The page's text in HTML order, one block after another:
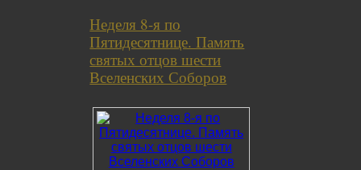
Неделя 8-я по
Пятидесятнице. Память
святых отцов шести
Вселенских Соборов